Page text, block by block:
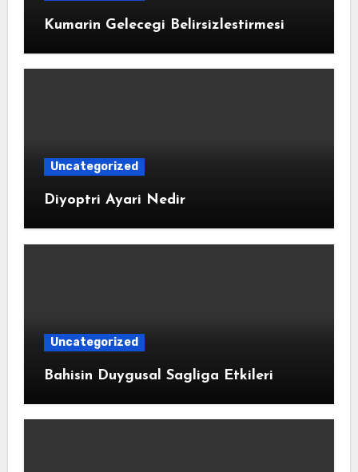
Kumarin Gelecegi Belirsizlestirmesi
Uncategorized
Diyoptri Ayari Nedir
Uncategorized
Bahisin Duygusal Sagliga Etkileri